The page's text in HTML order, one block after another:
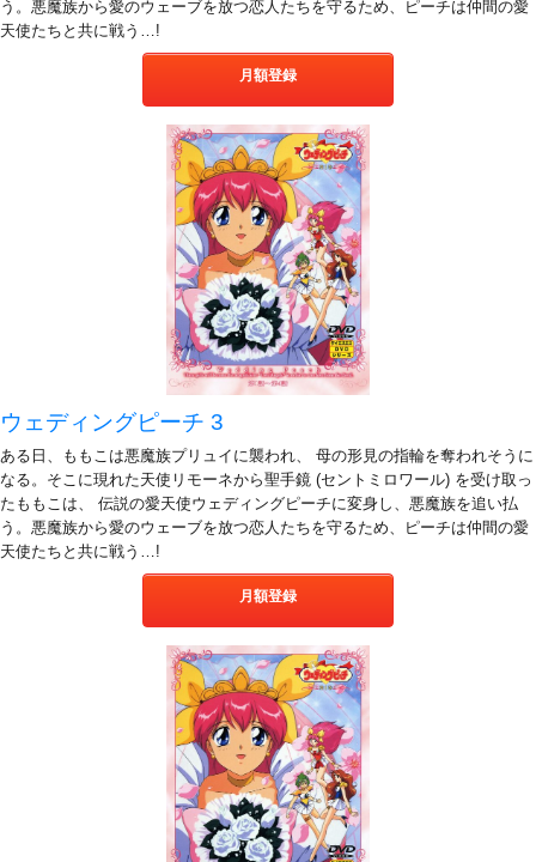
う。悪魔族から愛のウェーブを放つ恋人たちを守るため、ピーチは仲間の愛
天使たちと共に戦う…!
月額登録
ウェディングピーチ 3
ある日、ももこは悪魔族プリュイに襲われ、 母の形見の指輪を奪われそうに
なる。そこに現れた天使リモーネから聖手鏡 (セントミロワール) を受け取っ
たももこは、 伝説の愛天使ウェディングピーチに変身し、悪魔族を追い払
う。悪魔族から愛のウェーブを放つ恋人たちを守るため、ピーチは仲間の愛
天使たちと共に戦う…!
月額登録